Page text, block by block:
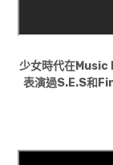
少女時代在
表演過S.E.S和